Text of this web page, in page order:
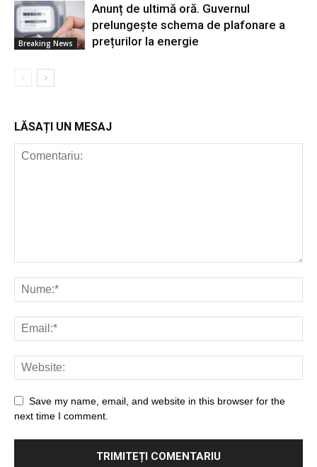
Breaking News
Anunț de ultimă oră. Guvernul
prelungește schema de plafonare a
prețurilor la energie
LĂSAȚI UN MESAJ
Save my name, email, and website in this browser for the
next time I comment.